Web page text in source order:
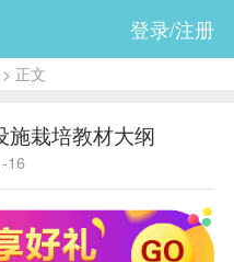
登录/注册
> 正文
施栽培教材大纲
16